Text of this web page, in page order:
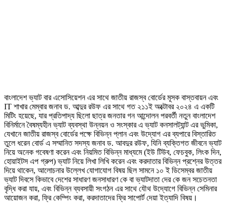
বাংলাদেশ ভ্যাট বার এসোসিয়েশন এর সাথে জাতীয় রাজস্ব বোর্ডের মূসক বাস্তবায়ন এবং
IT শাখার মেম্বার জনাব ড. আব্দুর রউফ এর সাথে গত ২১১ই অক্টোবর ২০২৪ এ একটি
মিটিং হয়েছে, যার প্রতিপাদ্য ছিলো ছাত্র জনতার গন আন্দোলন পরবর্তী নতুন বাংলাদেশ
বিনির্মানে বৈষম্যহীন ভ্যাট ব্যবস্থা উন্নয়ন ও সংস্কার এ ভ্যাট কনসালট্যান্ট এর ভুমিকা,
যেখানে জাতীয় রাজস্ব বোর্ডের পক্ষে বিভিন্ন প্লান এবং উদ্যোগ এর ব্যপারে বিস্তারিত
তুলে ধরেন বোর্ড এ সম্মানিত সদস্য জনাব ড. আবদুর রউফ, যিনি ব্যক্তিগত জীবনে ভ্যাট
নিয়ে অনেক গবেষণা করেন এবং নিয়মিত বিভিন্ন মাধ্যমে (ইউ টিউব, ফেচবুক, লিংক দিন,
হোয়াইটস এপ গ্রুপ) ভ্যাট নিয়ে লিখা লিখি করেন এবং করদাতার বিভিন্ন প্রশ্নের উত্তর
দিয়ে থাকেন, আলোচনার উল্লেখ যোগাযোগ বিষয় ছিল সামনে ১০ ই ডিসেম্বর জাতীয়
ভ্যাট দিবসে কিভাবে দেশের সাধারণ জনসাধারণ কে বা ভ্যাটদাতা দের কে জন সচেতনতা
বৃদ্ধি করা যায়, এবং বিভিন্ন ব্যবসায়ী সংগঠন এর সাথে যৌথ উদ্যোগে বিভিন্ন সেমিনার
আয়োজন করা, ফ্রি কেম্পিং করা, করদাতাদের ফ্রি সাপোর্ট দেয়া ইত্যাদি বিষয়।